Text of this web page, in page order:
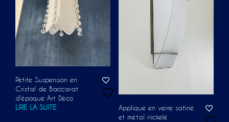
Petite Suspension en
Cristal de Baccarat
d’époque Art Déco
LIRE LA SUITE
Applique en verre satiné
et métal nickelé